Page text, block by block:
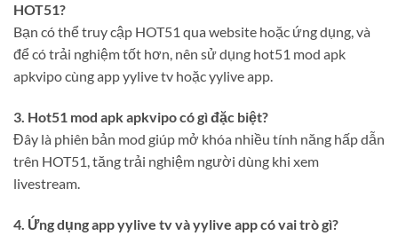
HOT51?
Bạn có thể truy cập HOT51 qua website hoặc ứng dụng, và
để có trải nghiệm tốt hơn, nên sử dụng hot51 mod apk
apkvipo cùng app yylive tv hoặc yylive app.
3. Hot51 mod apk apkvipo có gì đặc biệt?
Đây là phiên bản mod giúp mở khóa nhiều tính năng hấp dẫn
trên HOT51, tăng trải nghiệm người dùng khi xem
livestream.
4. Ứng dụng app yylive tv và yylive app có vai trò gì?